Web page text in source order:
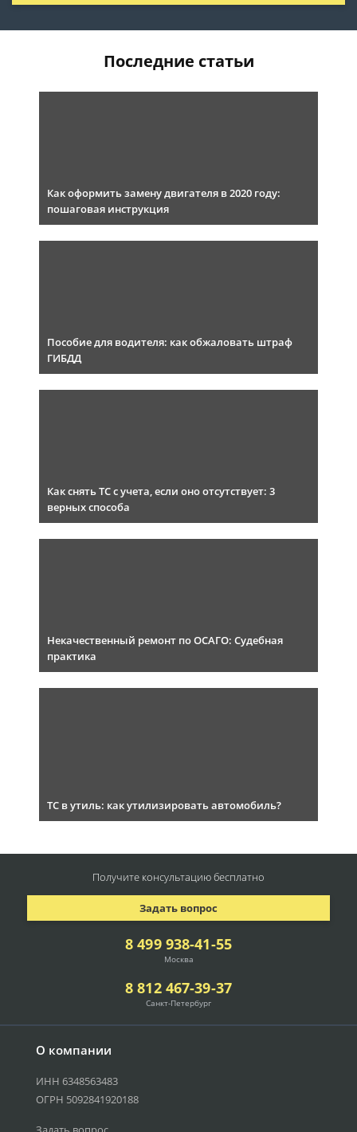
Последние статьи
Как оформить замену двигателя в 2020 году:
пошаговая инструкция
Пособие для водителя: как обжаловать штраф
ГИБДД
Как снять ТС с учета, если оно отсутствует: 3
верных способа
Некачественный ремонт по ОСАГО: Судебная
практика
ТС в утиль: как утилизировать автомобиль?
О компании
ИНН 6348563483
ОГРН 5092841920188
8 499 938-41-55
Москва
8 812 467-39-37
Санкт-Петербург
Задать вопрос
Получите консультациюбесплатно